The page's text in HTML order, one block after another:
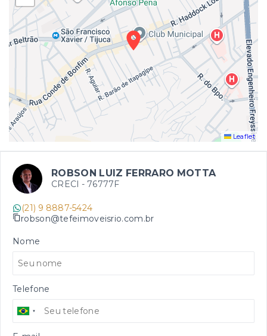
Leaflet
ROBSON LUIZ FERRARO MOTTA
CRECI - 76777F
(21) 9 8887-5424
robson@tefeimoveisrio.com.br
Nome
Telefone